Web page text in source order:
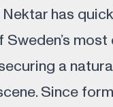
Nektar has
a
Since